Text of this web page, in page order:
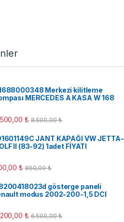
Merkezi kilitleme
MERCEDES A KASA W 168
₺ 8.500,00₺
JANT KAPAĞI VW JETTA-
II (83-92) 1adet FİYATI
₺ 850,00₺
gösterge paneli
modus 2002-200-1,5 DCI
₺ 6.500,00₺